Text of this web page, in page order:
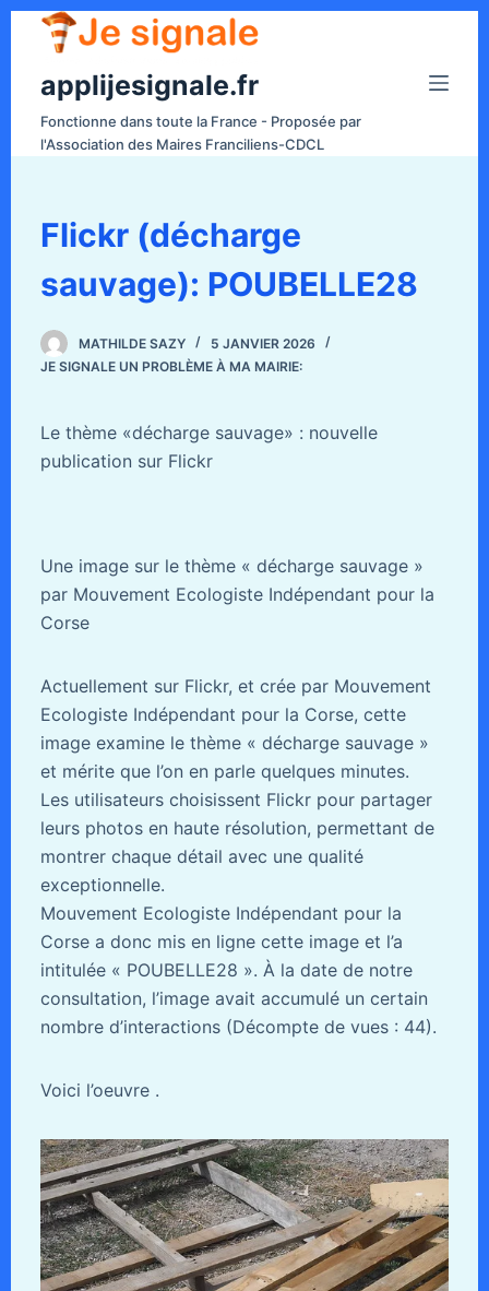
applijesignale.fr
Fonctionne dans toute la France - Proposée par
l'Association des Maires Franciliens-CDCL
Flickr (décharge
sauvage): POUBELLE28
MATHILDE SAZY
5 JANVIER 2026
JE SIGNALE UN PROBLÈME À MA MAIRIE:
Le thème «décharge sauvage» : nouvelle
publication sur Flickr
Une image sur le thème « décharge sauvage »
par Mouvement Ecologiste Indépendant pour la
Corse
Actuellement sur Flickr, et crée par Mouvement
Ecologiste Indépendant pour la Corse, cette
image examine le thème « décharge sauvage »
et mérite que l’on en parle quelques minutes.
Les utilisateurs choisissent Flickr pour partager
leurs photos en haute résolution, permettant de
montrer chaque détail avec une qualité
exceptionnelle.
Mouvement Ecologiste Indépendant pour la
Corse a donc mis en ligne cette image et l’a
intitulée « POUBELLE28 ». À la date de notre
consultation, l’image avait accumulé un certain
nombre d’interactions (Décompte de vues : 44).
Voici l’oeuvre .